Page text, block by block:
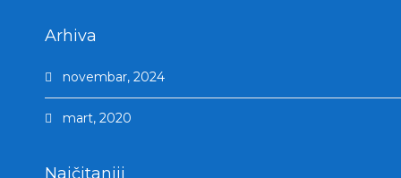
Arhiva
novembar, 2024
mart, 2020
Najčitaniji